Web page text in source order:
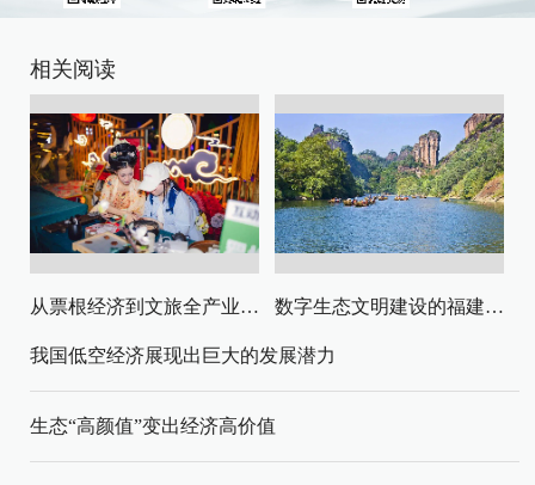
相关阅读
从票根经济到文旅全产业链升级 数字生态文明建设的福建路径与启示
我国低空经济展现出巨大的发展潜力
生态“高颜值”变出经济高价值